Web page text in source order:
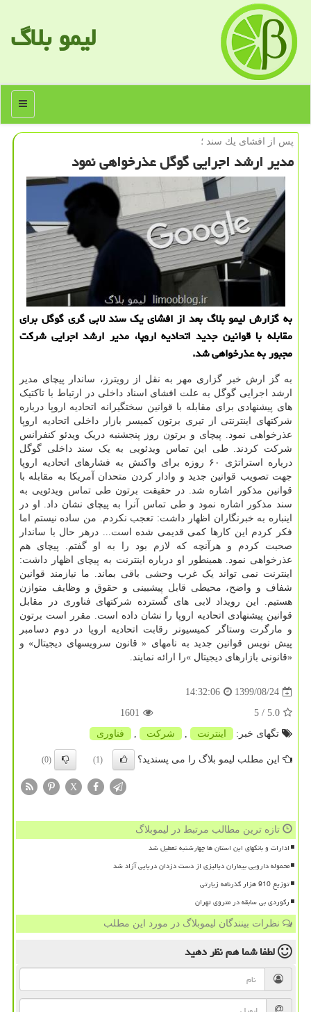
لیمو بلاگ
منو
پس از افشای یك سند ؛
مدیر ارشد اجرایی گوگل عذرخواهی نمود
به گزارش لیمو بلاگ بعد از افشای یك سند لابی گری گوگل برای
مقابله با قوانین جدید اتحادیه اروپا، مدیر ارشد اجرایی شركت
مجبور به عذرخواهی شد.
به گز ارش خبر گزاری مهر به نقل از رویترز، ساندار پیچای مدیر
ارشد اجرایی گوگل به علت افشای اسناد داخلی در ارتباط با تاکتیک
های پیشنهادی برای مقابله با قوانین سختگیرانه اتحادیه اروپا درباره
شرکتهای اینترنتی از تیری برتون کمیسر بازار داخلی اتحادیه اروپا
عذرخواهی نمود. پیچای و برتون روز پنجشنبه دریک ویدئو کنفرانس
شرکت کردند. طی این تماس ویدئویی به یک سند داخلی گوگل
درباره استراتژی ۶۰ روزه برای واکنش به فشارهای اتحادیه اروپا
جهت تصویب قوانین جدید و وادار کردن متحدان آمریکا به مقابله با
قوانین مذکور اشاره شد. در حقیقت برتون طی تماس ویدئویی به
سند مذکور اشاره نمود و طی تماس آنرا به پیچای نشان داد. او در
اینباره به خبرنگاران اظهار داشت: تعجب نکردم. من ساده نیستم اما
فکر کردم این کارها کمی قدیمی شده است... درهر حال با ساندار
صحبت کردم و هرآنچه که لازم بود را به او گفتم. پیچای هم
عذرخواهی نمود. همینطور او درباره اینترنت به پیچای اظهار داشت:
اینترنت نمی تواند یک غرب وحشی باقی بماند. ما نیازمند قوانین
شفاف و واضح، محیطی قابل پیشبینی و حقوق و وظایف متوازن
هستیم. این رویداد لابی های گسترده شرکتهای فناوری در مقابل
قوانین پیشنهادی اتحادیه اروپا را نشان داده است. مقرر است برتون
و مارگرت وستاگر کمیسیونر رقابت اتحادیه اروپا در دوم دسامبر
پیش نویس قوانین جدید به نامهای « قانون سرویسهای دیجیتال» و
«قانونی بازارهای دیجیتال »را ارائه نمایند.
1399/08/24
14:32:06
5.0
/ 5
1601
تگهای خبر:
اینترنت , شركت , فناوری
این مطلب لیمو بلاگ را می پسندید؟ (1)
(0)
X
تازه ترین مطالب مرتبط در لیموبلاگ
ادارات و بانکهای این استان ها چهارشنبه تعطیل شد
محموله دارویی بیماران دیالیزی از دست دزدان دریایی آزاد شد
توزیع 910 هزار گذرنامه زیارتی
رکوردی بی سابقه در متروی تهران
نظرات بینندگان لیموبلاگ در مورد این مطلب
لطفا شما همنظر دهید